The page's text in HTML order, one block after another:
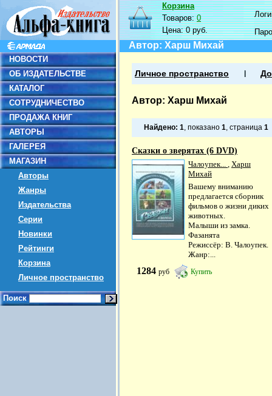
НОВОСТИ
ОБ ИЗДАТЕЛЬСТВЕ
КАТАЛОГ
СОТРУДНИЧЕСТВО
ПРОДАЖА КНИГ
АВТОРЫ
ГАЛЕРЕЯ
МАГАЗИН
Авторы
Жанры
Издательства
Серии
Новинки
Рейтинги
Корзина
Личное пространство
Поиск
Корзина
Товаров:0
Цена:0 руб.
Автор: Харш Михай
Личное пространство
Автор: Харш Михай
Найдено: 1, показано 1, страница 1
Сказки о зверятах (6 DVD)
Чалоупек... , Харш
Михай
Вашему вниманию
предлагается сборник
фильмов о жизни диких
животных.
Малыши из замка.
Фазанята
Режиссёр: В. Чалоупек.
Жанр:...
1284 руб Купить